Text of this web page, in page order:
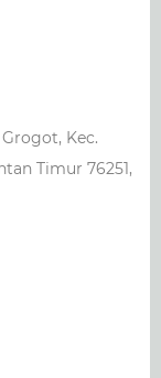
Kec.
Timur 76251,